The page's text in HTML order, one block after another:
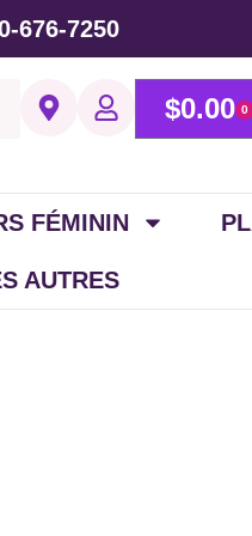
676-7250
$0.00 0
FÉMININ
AUTRES